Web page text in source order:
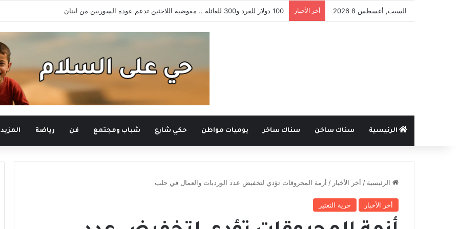
السبت, أغسطس 8 2026 أخر الأخبار بمبادرة فردية .. ميني var في بطولة شعبية بطرطوس يسبق الدوري السوري
الرئيسية سناك ساخن سناك ساخر يوميات مواطن حكي شارع شباب ومجتمع فن رياضة المزيد
الرئيسية / أخر الأخبار / أزمة المحروقات تؤدي لتخفيض عدد الورديات والعمال في حلب
أخر الأخبار حرية التعتير